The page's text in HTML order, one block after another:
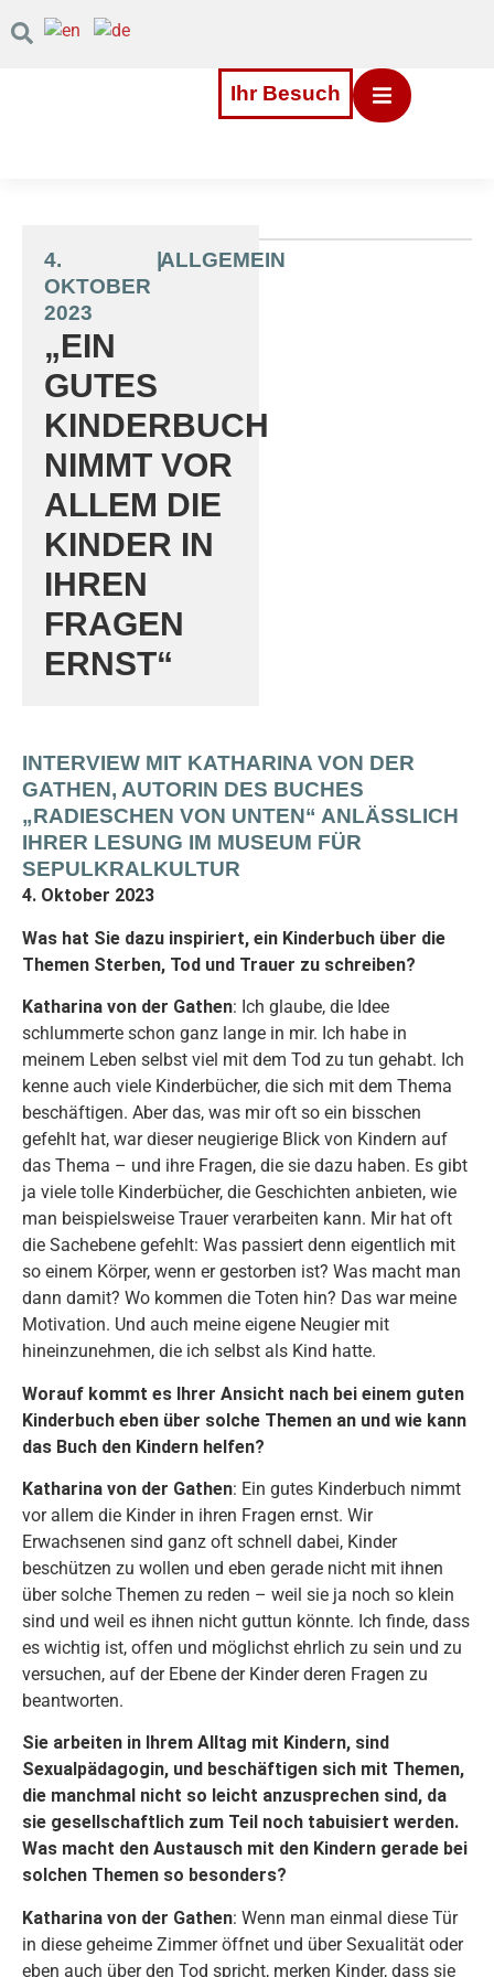
Inhalt Direkt
zum
Ihr Besuch
4.
OKTOBER
2023
|ALLGEMEIN
„EIN
GUTES
KINDERBUCH
NIMMT VOR
ALLEM DIE
KINDER IN
IHREN
FRAGEN
ERNST“
INTERVIEW MIT KATHARINA VON DER
GATHEN, AUTORIN DES BUCHES
„RADIESCHEN VON UNTEN“ ANLÄSSLICH
IHRER LESUNG IM MUSEUM FÜR
SEPULKRALKULTUR
4. Oktober 2023
Was hat Sie dazu inspiriert, ein Kinderbuch über die
Themen Sterben, Tod und Trauer zu schreiben?
Katharina von der Gathen: Ich glaube, die Idee
schlummerte schon ganz lange in mir. Ich habe in
meinem Leben selbst viel mit dem Tod zu tun gehabt. Ich
kenne auch viele Kinderbücher, die sich mit dem Thema
beschäftigen. Aber das, was mir oft so ein bisschen
gefehlt hat, war dieser neugierige Blick von Kindern auf
das Thema – und ihre Fragen, die sie dazu haben. Es gibt
ja viele tolle Kinderbücher, die Geschichten anbieten, wie
man beispielsweise Trauer verarbeiten kann. Mir hat oft
die Sachebene gefehlt: Was passiert denn eigentlich mit
so einem Körper, wenn er gestorben ist? Was macht man
dann damit? Wo kommen die Toten hin? Das war meine
Motivation. Und auch meine eigene Neugier mit
hineinzunehmen, die ich selbst als Kind hatte.
Worauf kommt es Ihrer Ansicht nach bei einem guten
Kinderbuch eben über solche Themen an und wie kann
das Buch den Kindern helfen?
Katharina von der Gathen: Ein gutes Kinderbuch nimmt
vor allem die Kinder in ihren Fragen ernst. Wir
Erwachsenen sind ganz oft schnell dabei, Kinder
beschützen zu wollen und eben gerade nicht mit ihnen
über solche Themen zu reden­ – weil sie ja noch so klein
sind und weil es ihnen nicht guttun könnte. Ich finde, dass
es wichtig ist, offen und möglichst ehrlich zu sein und zu
versuchen, auf der Ebene der Kinder deren Fragen zu
beantworten.
Sie arbeiten in Ihrem Alltag mit Kindern, sind
Sexualpädagogin, und beschäftigen sich mit Themen,
die manchmal nicht so leicht anzusprechen sind, da
sie gesellschaftlich zum Teil noch tabuisiert werden.
Was macht den Austausch mit den Kindern gerade bei
solchen Themen so besonders?
Katharina von der Gathen: Wenn man einmal diese Tür
in diese geheime Zimmer öffnet und über Sexualität oder
eben auch über den Tod spricht, merken Kinder, dass sie